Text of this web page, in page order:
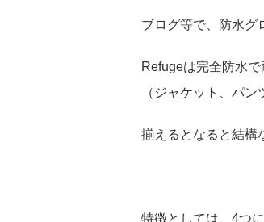
ブログ等で、防水グ
Refugeは完全防水
（ジャケット、パン
揃えるとなると結構
特徴としては、4つに